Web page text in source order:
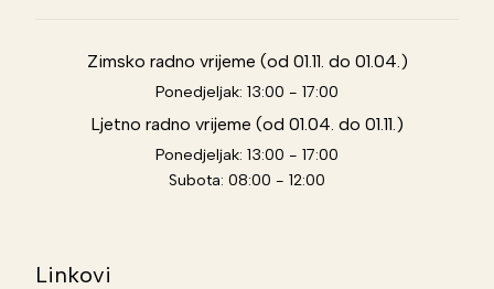
Zimsko radno vrijeme (od 01.11. do 01.04.)
Ponedjeljak: 13:00 - 17:00
Ljetno radno vrijeme (od 01.04. do 01.11.)
Ponedjeljak: 13:00 - 17:00
Subota: 08:00 - 12:00
Linkovi